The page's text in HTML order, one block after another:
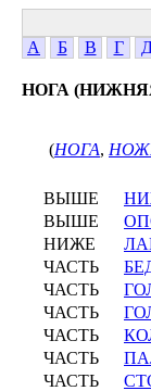
А
Б В Г
НОГА
(НОГА,
ВЫШЕ
ВЫШЕ
НИЖЕ
ЧАСТЬ
ЧАСТЬ
ЧАСТЬ
ЧАСТЬ
ЧАСТЬ
ЧАСТЬ